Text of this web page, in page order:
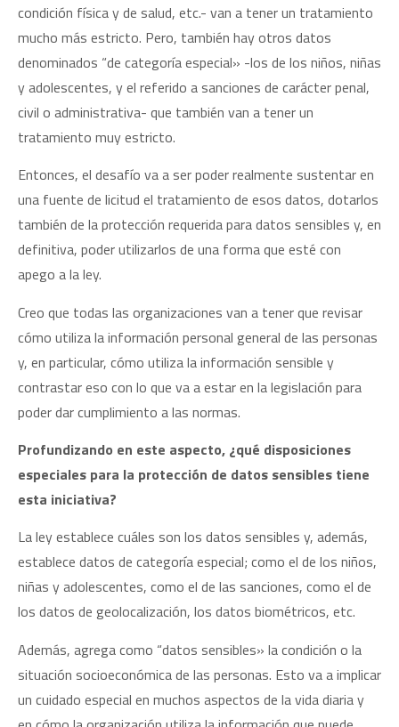
condición física y de salud, etc.- van a tener un tratamiento
mucho más estricto. Pero, también hay otros datos
denominados “de categoría especial» -los de los niños, niñas
y adolescentes, y el referido a sanciones de carácter penal,
civil o administrativa- que también van a tener un
tratamiento muy estricto.
Entonces, el desafío va a ser poder realmente sustentar en
una fuente de licitud el tratamiento de esos datos, dotarlos
también de la protección requerida para datos sensibles y, en
definitiva, poder utilizarlos de una forma que esté con
apego a la ley.
Creo que todas las organizaciones van a tener que revisar
cómo utiliza la información personal general de las personas
y, en particular, cómo utiliza la información sensible y
contrastar eso con lo que va a estar en la legislación para
poder dar cumplimiento a las normas.
Profundizando en este aspecto, ¿qué disposiciones
especiales para la protección de datos sensibles tiene
esta iniciativa?
La ley establece cuáles son los datos sensibles y, además,
establece datos de categoría especial; como el de los niños,
niñas y adolescentes, como el de las sanciones, como el de
los datos de geolocalización, los datos biométricos, etc.
Además, agrega como “datos sensibles» la condición o la
situación socioeconómica de las personas. Esto va a implicar
un cuidado especial en muchos aspectos de la vida diaria y